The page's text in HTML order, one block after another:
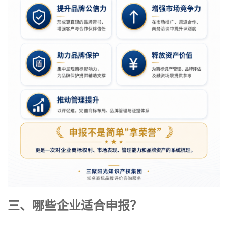
三、哪些企业适合申报？